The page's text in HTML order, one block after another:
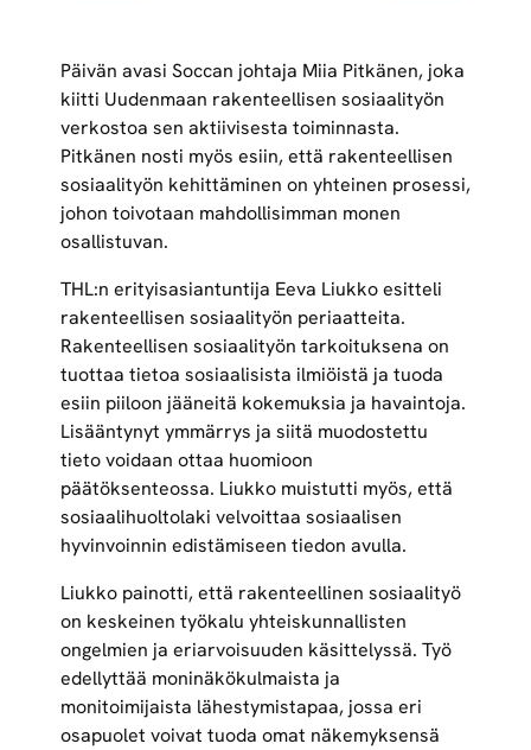
Päivän avasi Soccan johtaja Miia Pitkänen, joka
kiitti Uudenmaan rakenteellisen sosiaalityön
verkostoa sen aktiivisesta toiminnasta.
Pitkänen nosti myös esiin, että rakenteellisen
sosiaalityön kehittäminen on yhteinen prosessi,
johon toivotaan mahdollisimman monen
osallistuvan.
THL:n erityisasiantuntija Eeva Liukko esitteli
rakenteellisen sosiaalityön periaatteita.
Rakenteellisen sosiaalityön tarkoituksena on
tuottaa tietoa sosiaalisista ilmiöistä ja tuoda
esiin piiloon jääneitä kokemuksia ja havaintoja.
Lisääntynyt ymmärrys ja siitä muodostettu
tieto voidaan ottaa huomioon
päätöksenteossa. Liukko muistutti myös, että
sosiaalihuoltolaki velvoittaa sosiaalisen
hyvinvoinnin edistämiseen tiedon avulla.
Liukko painotti, että rakenteellinen sosiaalityö
on keskeinen työkalu yhteiskunnallisten
ongelmien ja eriarvoisuuden käsittelyssä. Työ
edellyttää moninäkökulmaista ja
monitoimijaista lähestymistapaa, jossa eri
osapuolet voivat tuoda omat näkemyksensä